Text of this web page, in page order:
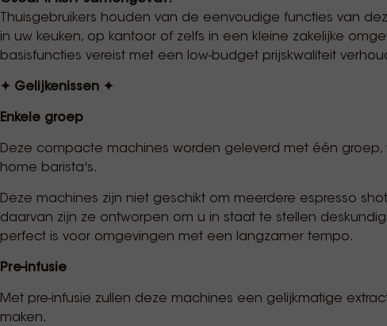
Thuisgebruikers houden van de eenvoudige functies van
in uw keuken, op kantoor of zelfs in een kleine zakelijke
basisfuncties vereist met een low-budget prijskwaliteit
✦ Gelijkenissen ✦
Enkele groep
Deze compacte machines worden geleverd met één
home barista's.
Deze machines zijn niet geschikt om meerdere espresso
daarvan zijn ze ontworpen om u in staat te stellen
perfect is voor omgevingen met een langzamer tempo.
Pre-infusie
Met pre-infusie zullen deze machines een gelijkmatige
maken.